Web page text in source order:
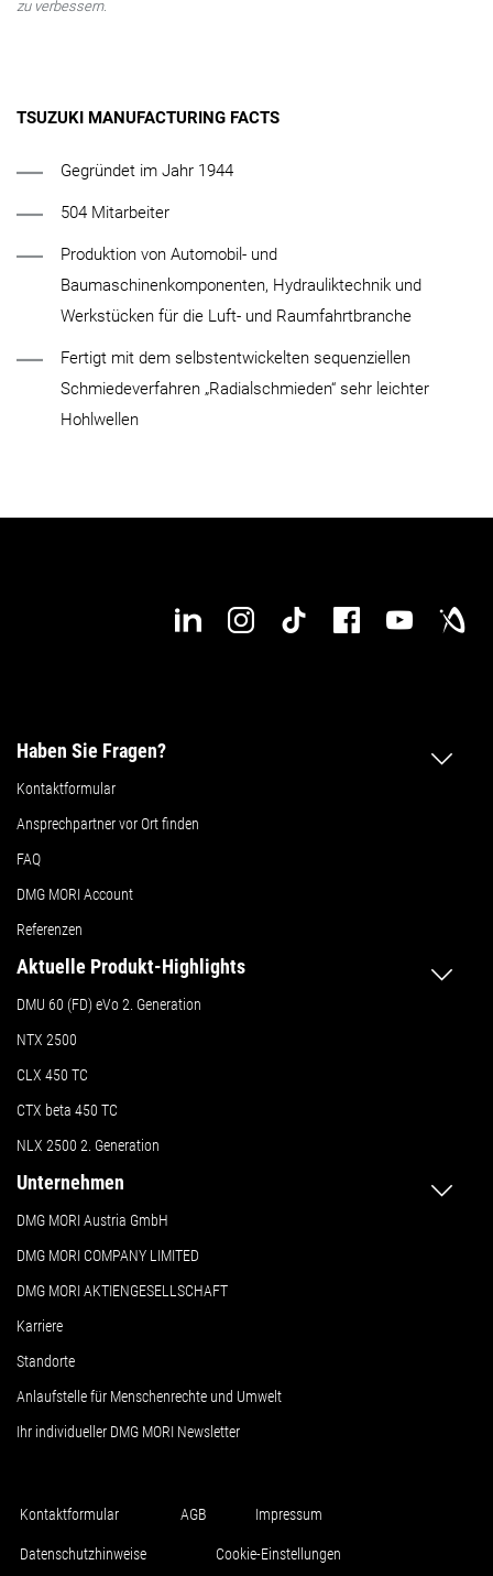
zu verbessern.
TSUZUKI MANUFACTURING FACTS
Gegründet im Jahr 1944
504 Mitarbeiter
Produktion von Automobil- und
Baumaschinenkomponenten, Hydrauliktechnik und
Werkstücken für die Luft- und Raumfahrtbranche
Fertigt mit dem selbstentwickelten sequenziellen
Schmiedeverfahren „Radialschmieden“ sehr leichter
Hohlwellen
Haben Sie Fragen?
Kontaktformular
Ansprechpartner vor Ort finden
FAQ
DMG MORI Account
Referenzen
Aktuelle Produkt-Highlights
DMU 60 (FD) eVo 2. Generation
NTX 2500
CLX 450 TC
CTX beta 450 TC
NLX 2500 2. Generation
Unternehmen
DMG MORI Austria GmbH
DMG MORI COMPANY LIMITED
DMG MORI AKTIENGESELLSCHAFT
Karriere
Standorte
Anlaufstelle für Menschenrechte und Umwelt
Ihr individueller DMG MORI Newsletter
Kontaktformular AGB Impressum
Datenschutzhinweise Cookie-Einstellungen